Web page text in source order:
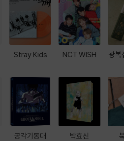
Stray Kids
공각기동대
NCT WISH
박효신
광복